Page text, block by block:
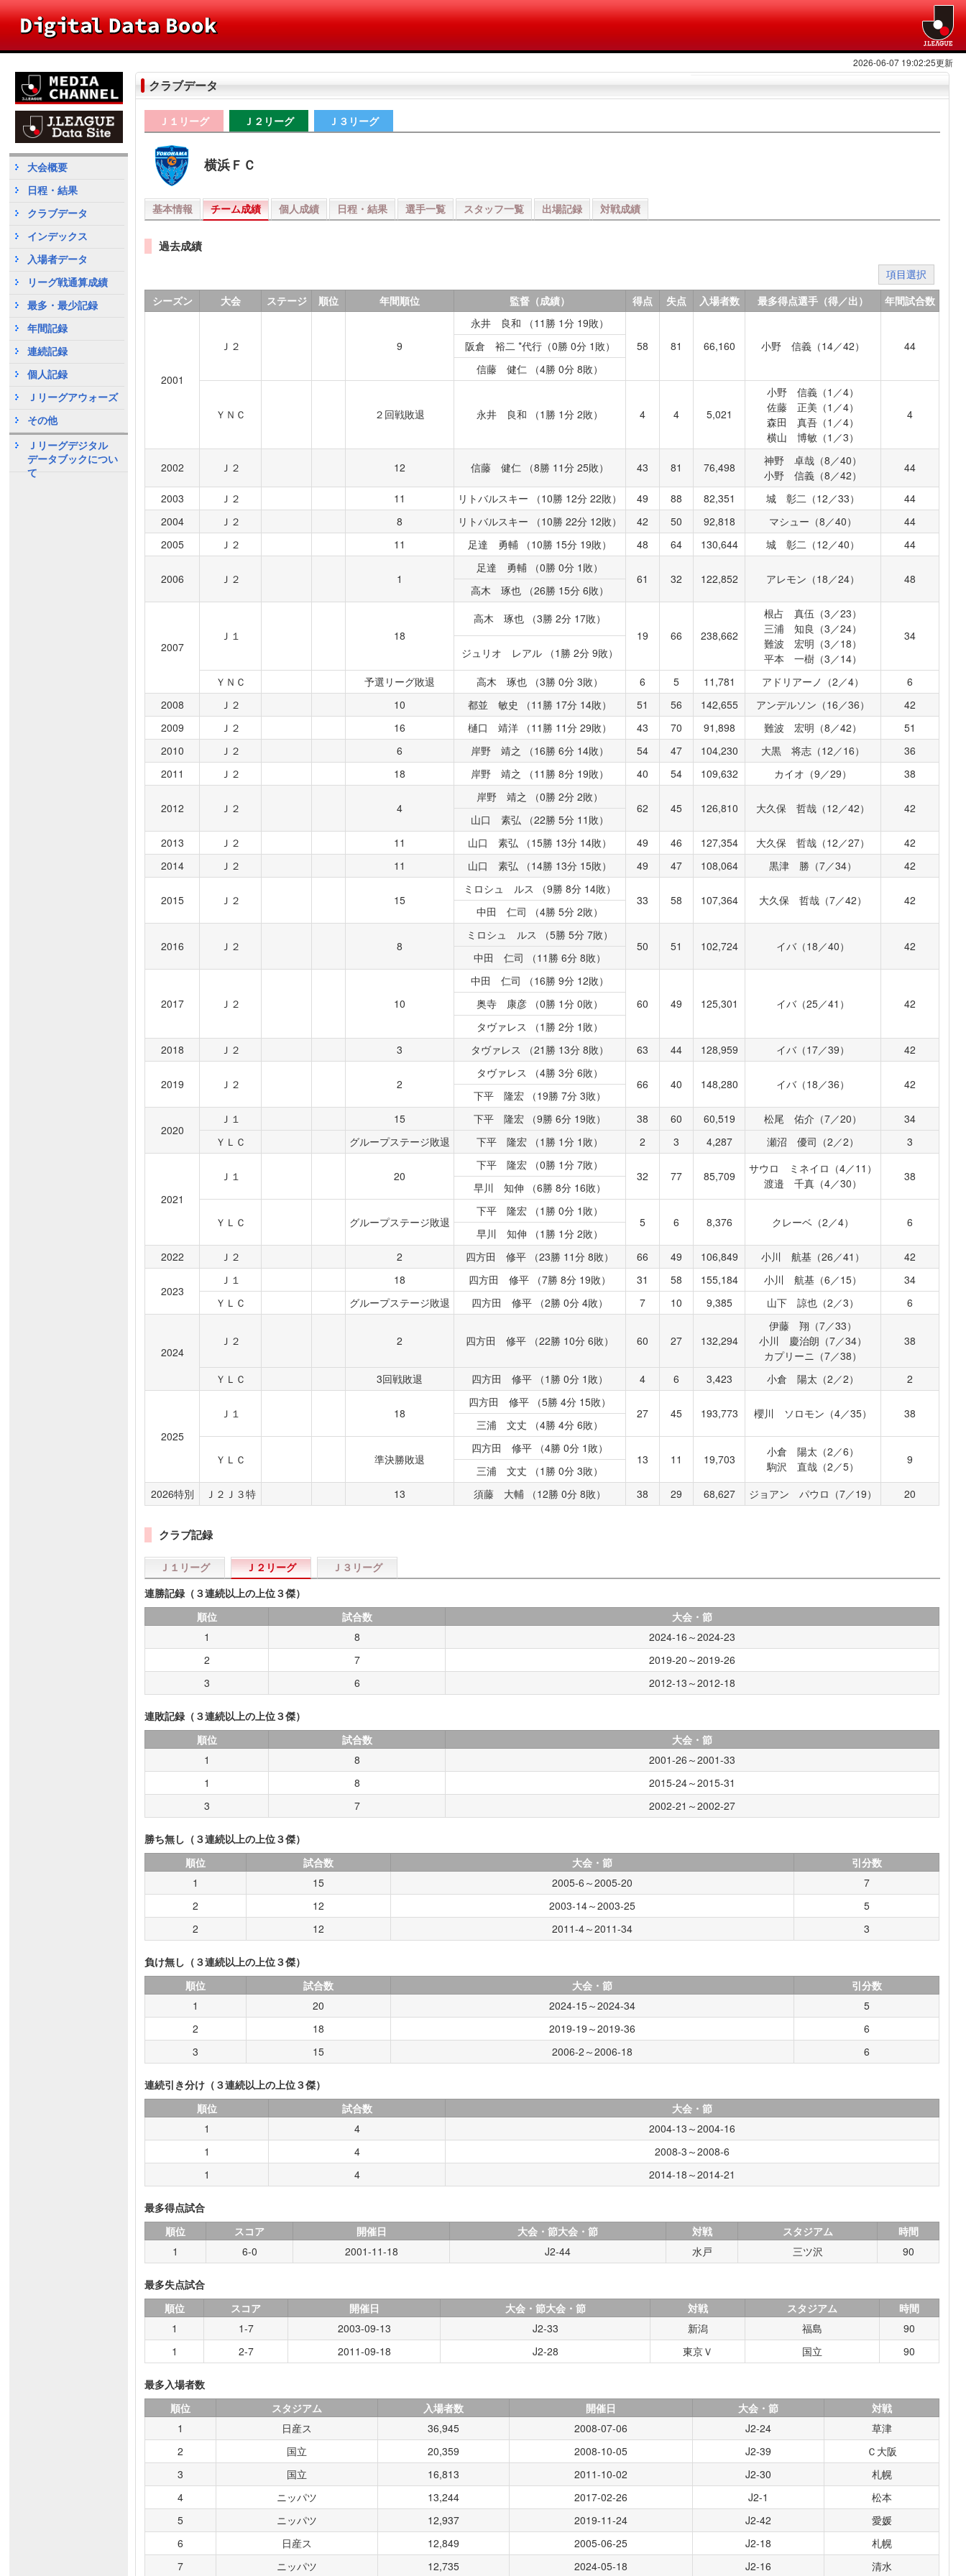
2026-06-07 19:02:25更新
大会概要
日程・結果
クラブデータ
インデックス
入場者データ
リーグ戦通算成績
最多・最少記録
年間記録
連続記録
個人記録
Ｊリーグアウォーズ
その他
Ｊリーグデジタル
データブックについ
て
クラブデータ
Ｊ１リーグ Ｊ２リーグ Ｊ３リーグ
横浜ＦＣ
基本情報 チーム成績 個人成績 日程・結果 選手一覧 スタッフ一覧 出場記録 対戦成績
過去成績
項目選択
シーズン 大会 ステージ 順位 年間順位 監督（成績） 得点 失点 入場者数 最多得点選手（得／出） 年間試合数
2001
Ｊ２ 9
永井 良和 （11勝 1分 19敗）
58
81 66,160 小野 信義（14／42） 44
阪倉 裕二 *代行（0勝 0分 1敗）
信藤 健仁 （4勝 0分 8敗）
ＹＮＣ ２回戦敗退 永井 良和 （1勝 1分 2敗） 4 4 5,021
小野 信義（1／4）
佐藤 正美（1／4）
森田 真吾（1／4）
横山 博敏（1／3）
4
2002 Ｊ２ 12 信藤 健仁 （8勝 11分 25敗） 43 81 76,498
神野 卓哉（8／40）
小野 信義（8／42）
44
2003 Ｊ２ 11 リトバルスキー （10勝 12分 22敗） 49 88 82,351 城 彰二（12／33）
44
2004
Ｊ２ 8 リトバルスキー （10勝 22分 12敗） 42 50 92,818 マシュー（8／40）
44
2005
Ｊ２ 11 足達 勇輔 （10勝 15分 19敗） 48 64 130,644 城 彰二（12／40） 44
2006 Ｊ２ 1
足達 勇輔 （0勝 0分 1敗）
61
32 122,852 アレモン（18／24）
48
高木 琢也 （26勝 15分 6敗）
2007
Ｊ１ 18
高木 琢也 （3勝 2分 17敗）
19
66 238,662
根占 真伍（3／23）
三浦 知良（3／24）
難波 宏明（3／18）
平本 一樹（3／14）
34
ジュリオ レアル （1勝 2分 9敗）
ＹＮＣ
予選リーグ敗退 高木 琢也 （3勝 0分 3敗） 6 5 11,781 アドリアーノ（2／4）
6
2008
Ｊ２ 10 都並 敏史 （11勝 17分 14敗） 51 56 142,655 アンデルソン（16／36）
42
2009
Ｊ２ 16 樋口 靖洋 （11勝 11分 29敗） 43 70 91,898 難波 宏明（8／42）
51
2010
Ｊ２ 6 岸野 靖之 （16勝 6分 14敗） 54 47 104,230 大黒 将志（12／16）
36
2011
Ｊ２ 18 岸野 靖之 （11勝 8分 19敗） 40 54 109,632 カイオ（9／29） 38
2012 Ｊ２ 4
岸野 靖之 （0勝 2分 2敗）
62
45 126,810 大久保 哲哉（12／42）
42
山口 素弘 （22勝 5分 11敗）
2013
Ｊ２ 11 山口 素弘 （15勝 13分 14敗） 49 46 127,354 大久保 哲哉（12／27）
42
2014
Ｊ２ 11 山口 素弘 （14勝 13分 15敗） 49 47 108,064 黒津 勝（7／34） 42
2015 Ｊ２ 15
ミロシュ ルス （9勝 8分 14敗）
33
58 107,364 大久保 哲哉（7／42）
42
中田 仁司 （4勝 5分 2敗）
2016 Ｊ２ 8
ミロシュ ルス （5勝 5分 7敗）
50
51 102,724 イバ（18／40）
42
中田 仁司 （11勝 6分 8敗）
2017 Ｊ２ 10
中田 仁司 （16勝 9分 12敗）
60
49 125,301 イバ（25／41） 42
奥寺 康彦 （0勝 1分 0敗）
タヴァレス （1勝 2分 1敗）
2018
Ｊ２ 3 タヴァレス （21勝 13分 8敗） 63 44 128,959 イバ（17／39） 42
2019 Ｊ２ 2
タヴァレス （4勝 3分 6敗）
66
40 148,280 イバ（18／36）
42
下平 隆宏 （19勝 7分 3敗）
2020
Ｊ１ 15 下平 隆宏 （9勝 6分 19敗） 38 60 60,519 松尾 佑介（7／20）
34
ＹＬＣ
グループステージ敗退 下平 隆宏 （1勝 1分 1敗） 2 3 4,287 瀬沼 優司（2／2） 3
2021
Ｊ１ 20
下平 隆宏 （0勝 1分 7敗）
32
77 85,709
サウロ ミネイロ（4／11）
渡邉 千真（4／30）
38
早川 知伸 （6勝 8分 16敗）
ＹＬＣ グループステージ敗退
下平 隆宏 （1勝 0分 1敗）
5
6 8,376 クレーベ（2／4）
6
早川 知伸 （1勝 1分 2敗）
2022
Ｊ２ 2 四方田 修平 （23勝 11分 8敗） 66 49 106,849 小川 航基（26／41） 42
2023
Ｊ１ 18 四方田 修平 （7勝 8分 19敗） 31 58 155,184 小川 航基（6／15）
34
ＹＬＣ
グループステージ敗退 四方田 修平 （2勝 0分 4敗） 7 10 9,385 山下 諒也（2／3） 6
2024
Ｊ２ 2 四方田 修平 （22勝 10分 6敗） 60 27 132,294
伊藤 翔（7／33）
小川 慶治朗（7／34）
カプリーニ（7／38）
38
ＹＬＣ 3回戦敗退 四方田 修平 （1勝 0分 1敗） 4 6 3,423 小倉 陽太（2／2） 2
2025
Ｊ１ 18
四方田 修平 （5勝 4分 15敗）
27
45 193,773 櫻川 ソロモン（4／35）
38
三浦 文丈 （4勝 4分 6敗）
ＹＬＣ 準決勝敗退
四方田 修平 （4勝 0分 1敗）
13
11 19,703
小倉 陽太（2／6）
駒沢 直哉（2／5）
9
三浦 文丈 （1勝 0分 3敗）
2026特別
Ｊ２Ｊ３特 13 須藤 大輔 （12勝 0分 8敗） 38 29 68,627 ジョアン パウロ（7／19） 20
クラブ記録
Ｊ１リーグ Ｊ２リーグ
Ｊ３リーグ
連勝記録（３連続以上の上位３傑）
順位
試合数
大会・節
1
8
2024-16～2024-23
2
7
2019-20～2019-26
3
6 2012-13～2012-18
連敗記録（３連続以上の上位３傑）
順位
試合数
大会・節
1
8
2001-26～2001-33
1
8
2015-24～2015-31
3
7 2002-21～2002-27
勝ち無し（３連続以上の上位３傑）
順位
試合数 大会・節
引分数
1
15 2005-6～2005-20
7
2
12 2003-14～2003-25
5
2
12 2011-4～2011-34 3
負け無し（３連続以上の上位３傑）
順位
試合数 大会・節
引分数
1
20 2024-15～2024-34
5
2
18 2019-19～2019-36
6
3
15 2006-2～2006-18 6
連続引き分け（３連続以上の上位３傑）
順位
試合数
大会・節
1
4
2004-13～2004-16
1
4
2008-3～2008-6
1
4 2014-18～2014-21
最多得点試合
順位
スコア 開催日 大会・節大会・節 対戦 スタジアム
時間
1
6-0 2001-11-18 J2-44 水戸 三ツ沢 90
最多失点試合
順位
スコア 開催日 大会・節大会・節 対戦 スタジアム
時間
1
1-7 2003-09-13 J2-33 新潟 福島
90
1
2-7 2011-09-18 J2-28 東京Ｖ 国立 90
最多入場者数
順位
スタジアム 入場者数 開催日 大会・節
対戦
1
日産ス 36,945 2008-07-06 J2-24
草津
2
国立 20,359 2008-10-05 J2-39
Ｃ大阪
3
国立 16,813 2011-10-02 J2-30
札幌
4
ニッパツ 13,244 2017-02-26 J2-1
松本
5
ニッパツ 12,937 2019-11-24 J2-42
愛媛
6
日産ス 12,849 2005-06-25 J2-18
札幌
7
ニッパツ 12,735 2024-05-18 J2-16 清水